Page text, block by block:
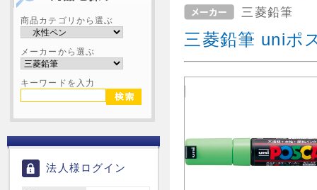
商品カテゴリから選ぶ
メーカーから選ぶ
キーワードを入力
法人様ログイン
三菱鉛筆
三菱鉛筆 uniポ